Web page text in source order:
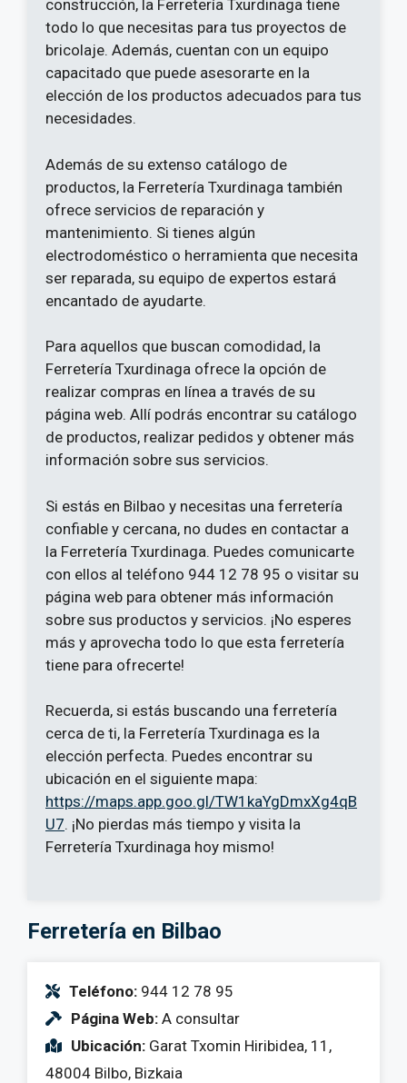
construcción, la Ferretería Txurdinaga tiene
todo lo que necesitas para tus proyectos de
bricolaje. Además, cuentan con un equipo
capacitado que puede asesorarte en la
elección de los productos adecuados para tus
necesidades.
Además de su extenso catálogo de
productos, la Ferretería Txurdinaga también
ofrece servicios de reparación y
mantenimiento. Si tienes algún
electrodoméstico o herramienta que necesita
ser reparada, su equipo de expertos estará
encantado de ayudarte.
Para aquellos que buscan comodidad, la
Ferretería Txurdinaga ofrece la opción de
realizar compras en línea a través de su
página web. Allí podrás encontrar su catálogo
de productos, realizar pedidos y obtener más
información sobre sus servicios.
Si estás en Bilbao y necesitas una ferretería
confiable y cercana, no dudes en contactar a
la Ferretería Txurdinaga. Puedes comunicarte
con ellos al teléfono 944 12 78 95 o visitar su
página web para obtener más información
sobre sus productos y servicios. ¡No esperes
más y aprovecha todo lo que esta ferretería
tiene para ofrecerte!
Recuerda, si estás buscando una ferretería
cerca de ti, la Ferretería Txurdinaga es la
elección perfecta. Puedes encontrar su
ubicación en el siguiente mapa:
https://maps.app.goo.gl/TW1kaYgDmxXg4qB
U7. ¡No pierdas más tiempo y visita la
Ferretería Txurdinaga hoy mismo!
Ferretería en Bilbao
Teléfono: 944 12 78 95
Página Web: A consultar
Ubicación: Garat Txomin Hiribidea, 11,
48004 Bilbo, Bizkaia